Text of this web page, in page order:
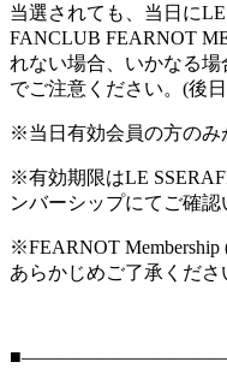
当選されても、当日に
FANCLUB FEARNOT
れない場合、いかなる
でご注意ください。(後
※当日有効会員の方のみ
※有効期限はLE
ンバーシップにてご確認
※FEARNOT
あらかじめご了承くださ